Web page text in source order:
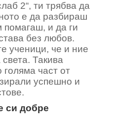
2“, ти трябва да
е да разбираш
помагаш, и да ги
без любов.
ученици, че и ние
Такива
част от
успешно и
си добре